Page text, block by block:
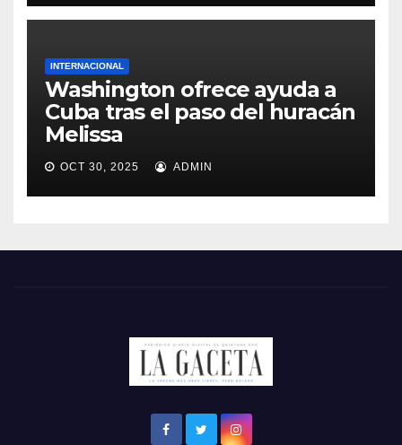
INTERNACIONAL
Washington ofrece ayuda a
Cuba tras el paso del huracán
Melissa
OCT 30, 2025 ADMIN